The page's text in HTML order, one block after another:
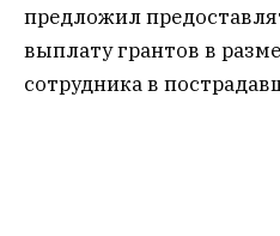
предложил
выплату грантов в
сотрудника в